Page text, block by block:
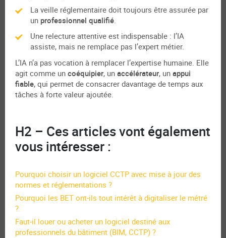
La veille réglementaire doit toujours être assurée par
un professionnel qualifié.
Une relecture attentive est indispensable : l’IA
assiste, mais ne remplace pas l’expert métier.
L’IA n’a pas vocation à remplacer l’expertise humaine. Elle
agit comme un coéquipier, un accélérateur, un appui
fiable, qui permet de consacrer davantage de temps aux
tâches à forte valeur ajoutée.
H2 – Ces articles vont également
vous intéresser :
Pourquoi choisir un logiciel CCTP avec mise à jour des
normes et réglementations ?
Pourquoi les BET ont-ils tout intérêt à digitaliser le métré
?
Faut-il louer ou acheter un logiciel destiné aux
professionnels du bâtiment (BIM, CCTP) ?